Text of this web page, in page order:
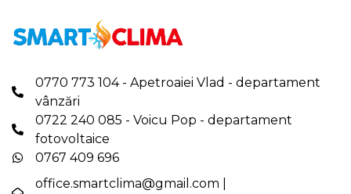
0770 773 104 - Apetroaiei Vlad - departament
vânzări
0722 240 085 - Voicu Pop - departament
fotovoltaice
0767 409 696
office.smartclima@gmail.com